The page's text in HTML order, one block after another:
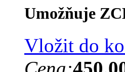
Umožňuje
Vložit do